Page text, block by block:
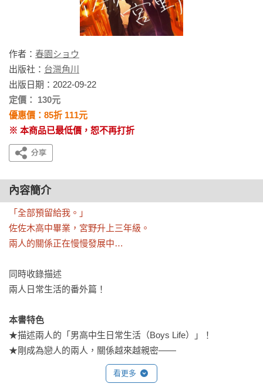
作者： 春園ショウ
出版社： 台灣角川
出版日期：2022-09-22
定價： 130元
優惠價：85折 111元
※ 本商品已最低價，恕不再打折
內容簡介
「全部預留給我。」
佐佐木高中畢業，宮野升上三年級。
兩人的關係正在慢慢發展中…
同時收錄描述
兩人日常生活的番外篇！
本書特色
★描述兩人的「男高中生日常生活（Boys Life）」！
★剛成為戀人的兩人，關係越來越親密——
看更多